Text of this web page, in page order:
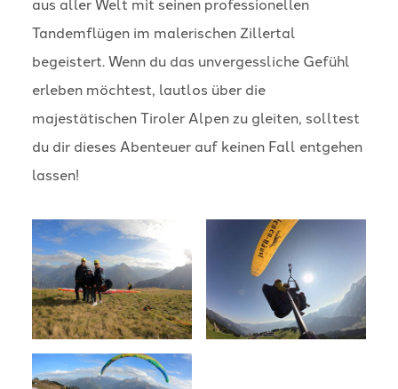
Tandemflügen im malerischen Zillertal
begeistert. Wenn du das unvergessliche Gefühl
erleben möchtest, lautlos über die
majestätischen Tiroler Alpen zu gleiten, solltest
du dir dieses Abenteuer auf keinen Fall entgehen
lassen!